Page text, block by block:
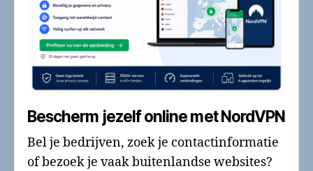
Bescherm jezelf online met NordVPN
Bel je bedrijven, zoek je contactinformatie
of bezoek je vaak buitenlandse websites?